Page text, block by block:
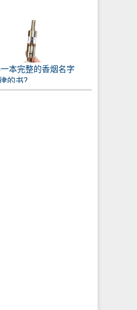
本完整的香烟名字
的书？